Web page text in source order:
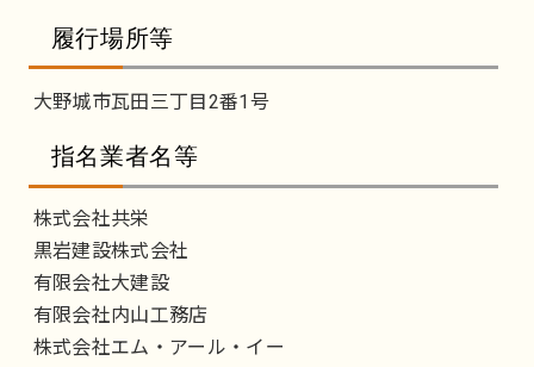
履行場所等
大野城市瓦田三丁目2番1号
指名業者名等
株式会社共栄
黒岩建設株式会社
有限会社大建設
有限会社内山工務店
株式会社エム・アール・イー